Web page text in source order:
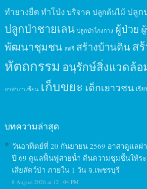
ทำยางยืด ทำโป่ง บริจาค ปลูกต้นไม้ ปลูก
ปลูกป่าชายเลน ปลูกป่าโกงกาง ผู้ป่วย
พัฒนาชุมชน สตรี สร้างบ้านดินส
หัตถกรรม อนุรักษ์สิ่งแวดล้อ
อาสาอาเซียน เก็บขยะ เด็กเยาวชน เรี
บทความล่าสุด
วันอาทิตย์ที่ 20 กันยายน 2569 อาสาดูแลฝา
ปี 69 ดูแลฟื้นฟูสายน้ำ คืนความชุมชื้นให้ร
เสียสัตว์ป่า ภายใน 1 วัน จ.เพชรบุรี
8 August 2026 at 12 : 04 PM